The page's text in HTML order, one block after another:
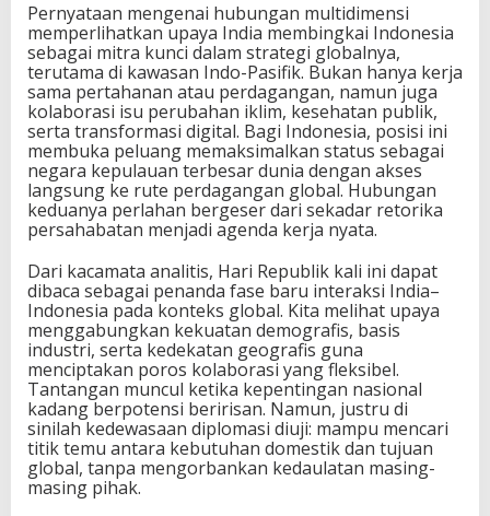
Pernyataan mengenai hubungan multidimensi
memperlihatkan upaya India membingkai Indonesia
sebagai mitra kunci dalam strategi globalnya,
terutama di kawasan Indo-Pasifik. Bukan hanya kerja
sama pertahanan atau perdagangan, namun juga
kolaborasi isu perubahan iklim, kesehatan publik,
serta transformasi digital. Bagi Indonesia, posisi ini
membuka peluang memaksimalkan status sebagai
negara kepulauan terbesar dunia dengan akses
langsung ke rute perdagangan global. Hubungan
keduanya perlahan bergeser dari sekadar retorika
persahabatan menjadi agenda kerja nyata.
Dari kacamata analitis, Hari Republik kali ini dapat
dibaca sebagai penanda fase baru interaksi India–
Indonesia pada konteks global. Kita melihat upaya
menggabungkan kekuatan demografis, basis
industri, serta kedekatan geografis guna
menciptakan poros kolaborasi yang fleksibel.
Tantangan muncul ketika kepentingan nasional
kadang berpotensi beririsan. Namun, justru di
sinilah kedewasaan diplomasi diuji: mampu mencari
titik temu antara kebutuhan domestik dan tujuan
global, tanpa mengorbankan kedaulatan masing-
masing pihak.